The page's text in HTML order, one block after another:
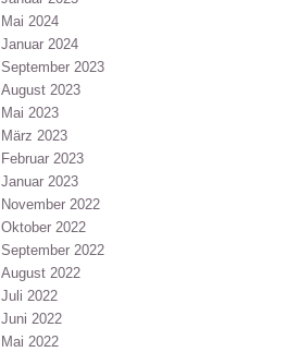
Mai 2024
Januar 2024
September 2023
August 2023
Mai 2023
März 2023
Februar 2023
Januar 2023
November 2022
Oktober 2022
September 2022
August 2022
Juli 2022
Juni 2022
Mai 2022